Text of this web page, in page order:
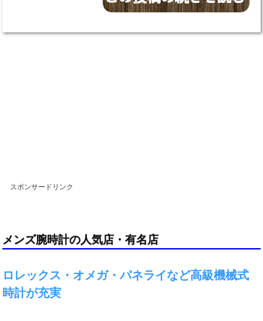
スポンサードリンク
メンズ腕時計の人気店・有名店
ロレックス・オメガ・パネライなど高級機械式
時計が充実